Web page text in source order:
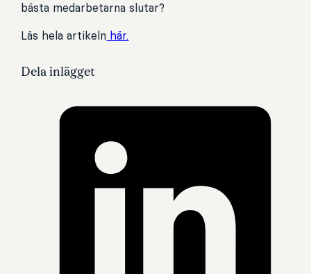
bästa medarbetarna slutar?
Läs hela artikeln här.
Dela inlägget